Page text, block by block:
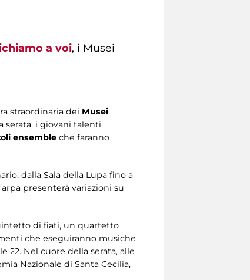
a voi, i Musei
straordinaria dei Musei
serata, i giovani talenti
ensemble che faranno
dalla Sala della Lupa fino a
presenterà variazioni su
di fiati, un quartetto
che eseguiranno musiche
22. Nel cuore della serata, alle
Nazionale di Santa Cecilia,